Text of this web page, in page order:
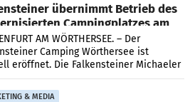
übernimmt Betrieb des
Campingplatzes am
AM WÖRTHERSEE. – Der
Camping Wörthersee ist
eröffnet. Die Falkensteiner Michaeler
Group (FMTG) und die Stadtwerke
haben den
& MEDIA